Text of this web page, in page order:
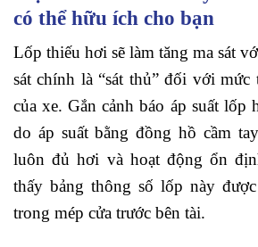
có thể hữu ích cho bạn
Lốp thiếu hơi sẽ làm tăng ma sát
sát chính là “sát thủ” đối với mức
của xe. Gắn cảnh báo áp suất lốp
do áp suất bằng đồng hồ cầm
luôn đủ hơi và hoạt động ổn
thấy bảng thông số lốp này
trong mép cửa trước bên tài.